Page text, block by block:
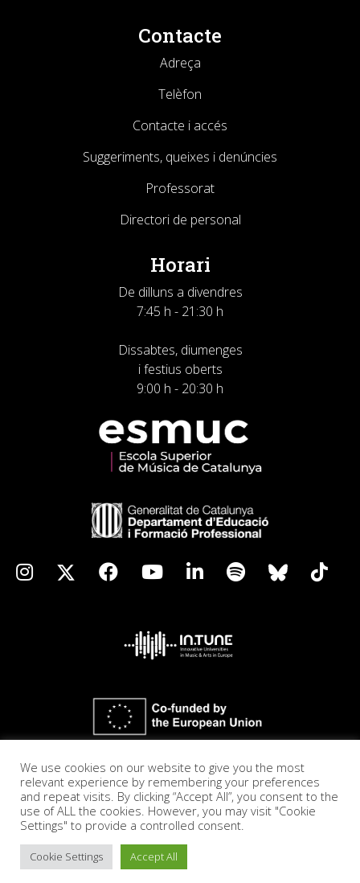
Contacte
Adreça
Telèfon
Contacte i accés
Suggeriments, queixes i denúncies
Professorat
Directori de personal
Horari
De dilluns a divendres
7:45 h - 21:30 h
Dissabtes, diumenges
i festius oberts
9:00 h - 20:30 h
Accessibilitat
We use cookies on our website to give you the most
relevant experience by remembering your preferences
and repeat visits. By clicking “Accept All”, you consent to the
use of ALL the cookies. However, you may visit "Cookie
Settings" to provide a controlled consent.
Cookie Settings Accept All